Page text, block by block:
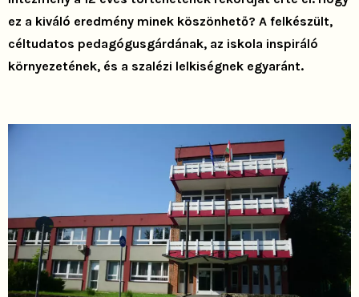
ez a kiváló eredmény minek köszönhető? A felkészült,
céltudatos pedagógusgárdának, az iskola inspiráló
környezetének, és a szalézi lelkiségnek egyaránt.